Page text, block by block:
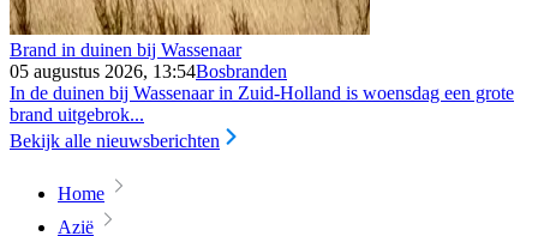
Brand in duinen bij Wassenaar
05 augustus 2026, 13:54Bosbranden
In de duinen bij Wassenaar in Zuid-Holland is woensdag een grote
brand uitgebrok...
Bekijk alle nieuwsberichten
Home
Azië